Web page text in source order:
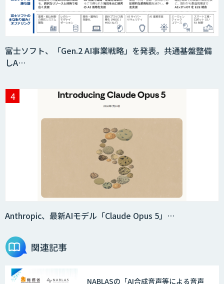
富士ソフト、「Gen.2 AI事業戦略」を発表。共通基盤整備
しA…
Anthropic、最新AIモデル「Claude Opus 5」…
関連記事
NABLASの「AI合成音声等による音声